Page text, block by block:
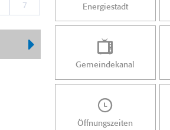
7 Energiestadt
Gemeindekanal
Öffnungszeiten